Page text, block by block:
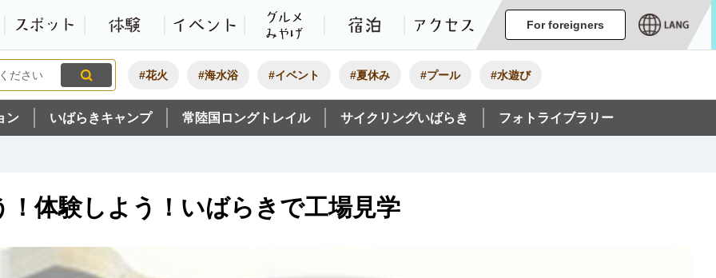
観光いばらき公式ホームページ
特集・オススメ
モデルコーススポット 体験 イベント グルメ・みやげ宿泊 アクセス
For foreigners
#花火 #海水浴 #イベント #夏休み #プール #水遊び
ン いばらきキャンプ 常陸国ロングトレイル サイクリングいばらき フォトライブラリー
体験しよう！いばらきで工場見学